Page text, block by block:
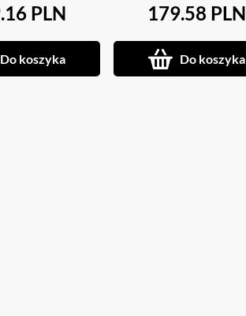
PLN
Do koszyka
179.58 PLN
Do koszyka